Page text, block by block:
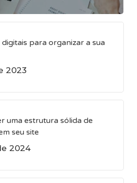
para organizar a sua
2023
uma estrutura sólida de
seu site
2024